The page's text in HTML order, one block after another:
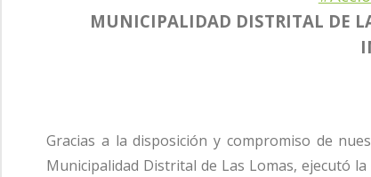
MUNICIPALIDAD DISTRITAL DE
Gracias a la disposición y compromiso de
Municipalidad Distrital de Las Lomas, ejecutó